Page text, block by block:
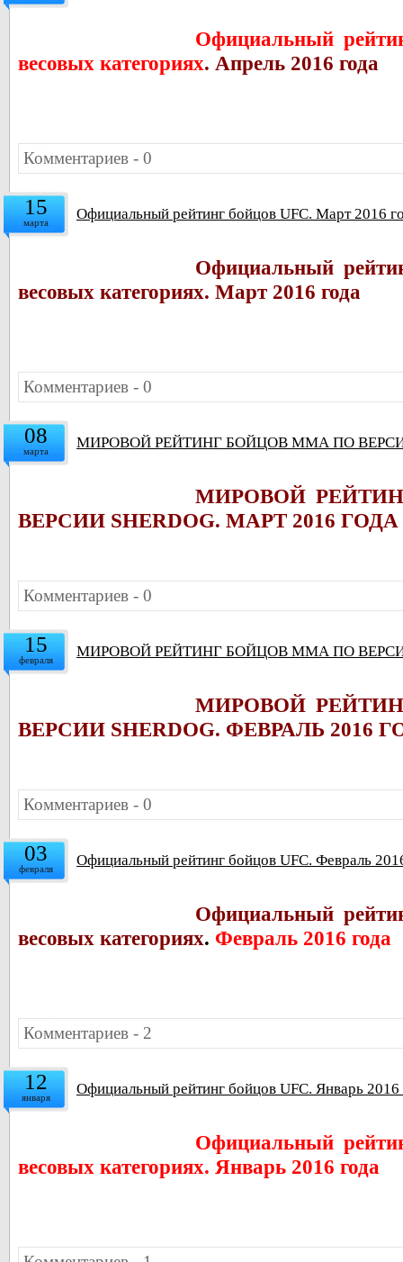
Официальный
весовых категориях. Апрель 2016 года
Комментариев - 0
15
марта Официальный рейтинг бойцов UFC. Март 2016
Официальный
весовых категориях. Март 2016 года
Комментариев - 0
08
марта МИРОВОЙ РЕЙТИНГ БОЙЦОВ ММА ПО ВЕРСИИ
МИРОВОЙ
ВЕРСИИ SHERDOG. МАРТ 2016 ГОДА
Комментариев - 0
15
февраля МИРОВОЙ РЕЙТИНГ БОЙЦОВ ММА ПО ВЕРСИИ
МИРОВОЙ
ВЕРСИИ SHERDOG. ФЕВРАЛЬ 2016
Комментариев - 0
03
февраля Официальный рейтинг бойцов UFC. Февраль
Официальный
весовых категориях. Февраль 2016 года
Комментариев - 2
12
января Официальный рейтинг бойцов UFC. Январь 2016
Официальный
весовых категориях. Январь 2016 года